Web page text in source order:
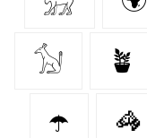
𓃩 🪴
☂️ 🦓